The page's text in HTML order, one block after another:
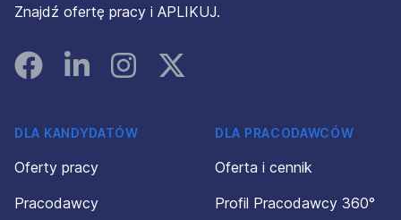
Znajdź ofertę pracy i APLIKUJ.
FacebookLinked InInstagramInstagram
DLA KANDYDATÓW
Oferty pracy
Pracodawcy
DLA PRACODAWCÓW
Oferta i cennik
Profil Pracodawcy 360°